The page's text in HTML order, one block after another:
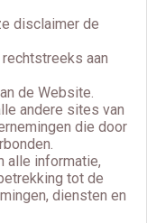
disclaimer de
aan
de Website.
andere sites van
die door
alle informatie,
tot de
diensten en